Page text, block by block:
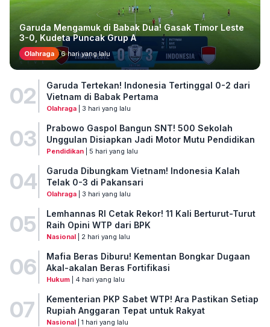
Garuda Mengamuk di Babak Dua! Gasak Timor Leste
3-0, Kudeta Puncak Grup A
Olahraga 6 hari yang lalu
02
Garuda Tertekan! Indonesia Tertinggal 0-2 dari
Vietnam di Babak Pertama
Olahraga| 3 hari yang lalu
03
Prabowo Gaspol Bangun SNT! 500 Sekolah
Unggulan Disiapkan Jadi Motor Mutu Pendidikan
Pendidikan| 5 hari yang lalu
04
Garuda Dibungkam Vietnam! Indonesia Kalah
Telak 0-3 di Pakansari
Olahraga| 3 hari yang lalu
05
Lemhannas RI Cetak Rekor! 11 Kali Berturut-Turut
Raih Opini WTP dari BPK
Nasional| 2 hari yang lalu
06
Mafia Beras Diburu! Kementan Bongkar Dugaan
Akal-akalan Beras Fortifikasi
Hukum| 4 hari yang lalu
07
Kementerian PKP Sabet WTP! Ara Pastikan Setiap
Rupiah Anggaran Tepat untuk Rakyat
Nasional| 1 hari yang lalu